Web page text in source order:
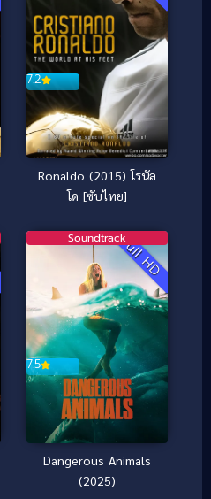
7.2
Ronaldo (2015) โรนัล
โด [ซับไทย]
Full HD
7.5
Soundtrack
Dangerous Animals
(2025)